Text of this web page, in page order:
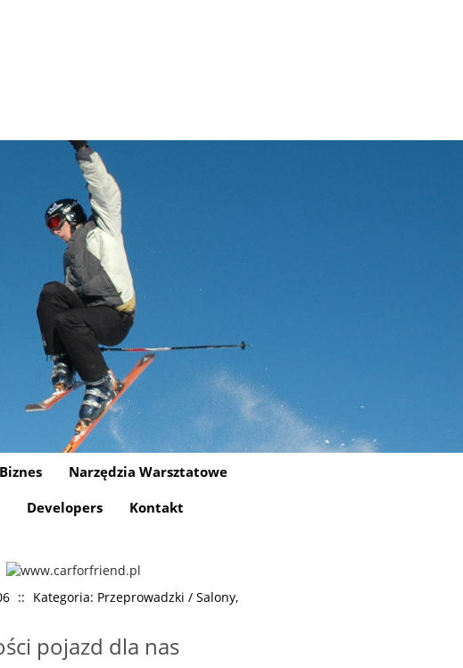
Narzędzia Warsztatowe
Developers Kontakt
:: Kategoria: Przeprowadzki / Salony,
pojazd dla nas